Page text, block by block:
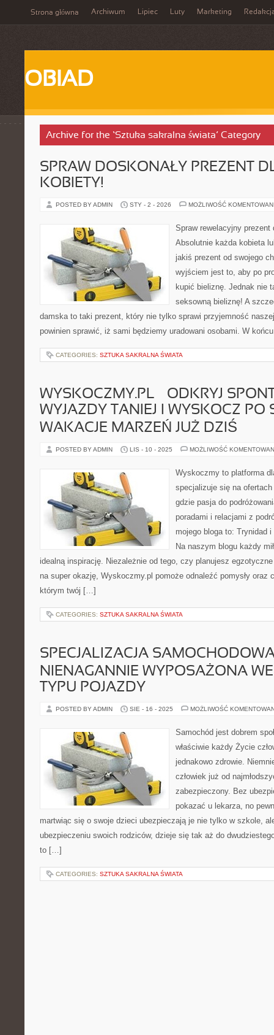
Strona główna Archiwum Lipiec Luty Marketing
OBIAD
Archive for the ‘Sztuka sakralna świata’ Category
SPRAW DOSKONAŁY PREZENT
KOBIETY!
POSTED BY ADMIN STY - 2 - 2026 MOŻLIWOŚĆ
Spraw rewelacyjny
Absolutnie każda kobieta
jakiś prezent od swojego
wyjściem jest to, aby po
kupić bieliznę. Jednak nie
seksowną bieliznę! A
damska to taki prezent, który nie tylko sprawi przyjemność
powinien sprawić, iż sami będziemy uradowani osobami. W
CATEGORIES: SZTUKA SAKRALNA ŚWIATA
WYSKOCZMY.PL – ODKRYJ
WYJAZDY TANIEJ I WYSKOCZ PO
WAKACJE MARZEŃ JUŻ DZIŚ
POSTED BY ADMIN LIS - 10 - 2025 MOŻLIWOŚĆ
Wyskoczmy to platforma
specjalizuje się na
gdzie pasja do
poradami i relacjami z
mojego bloga to: Trynidad
Na naszym blogu każdy
idealną inspirację. Niezależnie od tego, czy planujesz
na super okazję, Wyskoczmy.pl pomoże odnaleźć pomysły oraz
którym twój […]
CATEGORIES: SZTUKA SAKRALNA ŚWIATA
SPECJALIZACJA
NIENAGANNIE WYPOSAŻONA
TYPU POJAZDY
POSTED BY ADMIN SIE - 16 - 2025 MOŻLIWOŚĆ
Samochód jest dobrem
właściwie każdy Życie
jednakowo zdrowie.
człowiek już od
zabezpieczony. Bez
pokazać u lekarza, no
martwiąc się o swoje dzieci ubezpieczają je nie tylko w szkole,
ubezpieczeniu swoich rodziców, dzieje się tak aż do
to […]
CATEGORIES: SZTUKA SAKRALNA ŚWIATA